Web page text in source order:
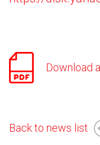
Download
Back to news list